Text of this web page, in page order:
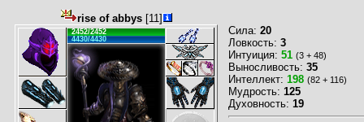
rise of abbys[11]
2452/2452
4430/4430
Сила: 20
Ловкость: 3
Интуиция: 51 (3 + 48)
Выносливость: 35
Интеллект: 198 (82 + 116)
Мудрость: 125
Духовность: 19